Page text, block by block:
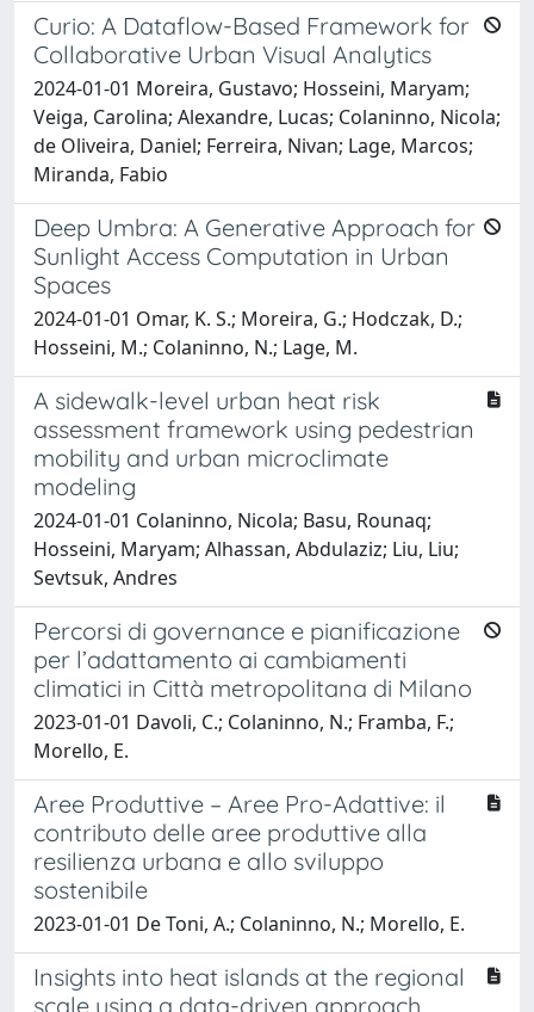
Curio: A Dataflow-Based Framework for
Collaborative Urban Visual Analytics
2024-01-01 Moreira, Gustavo; Hosseini, Maryam;
Veiga, Carolina; Alexandre, Lucas; Colaninno, Nicola;
de Oliveira, Daniel; Ferreira, Nivan; Lage, Marcos;
Miranda, Fabio
Deep Umbra: A Generative Approach for
Sunlight Access Computation in Urban
Spaces
2024-01-01 Omar, K. S.; Moreira, G.; Hodczak, D.;
Hosseini, M.; Colaninno, N.; Lage, M.
A sidewalk-level urban heat risk
assessment framework using pedestrian
mobility and urban microclimate
modeling
2024-01-01 Colaninno, Nicola; Basu, Rounaq;
Hosseini, Maryam; Alhassan, Abdulaziz; Liu, Liu;
Sevtsuk, Andres
Percorsi di governance e pianificazione
per l’adattamento ai cambiamenti
climatici in Città metropolitana di Milano
2023-01-01 Davoli, C.; Colaninno, N.; Framba, F.;
Morello, E.
Aree Produttive – Aree Pro-Adattive: il
contributo delle aree produttive alla
resilienza urbana e allo sviluppo
sostenibile
2023-01-01 De Toni, A.; Colaninno, N.; Morello, E.
Insights into heat islands at the regional
scale using a data-driven approach